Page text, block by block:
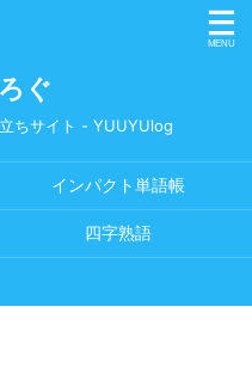
ぐ
ちサイト - YUUYUlog
インパクト単語帳
四字熟語